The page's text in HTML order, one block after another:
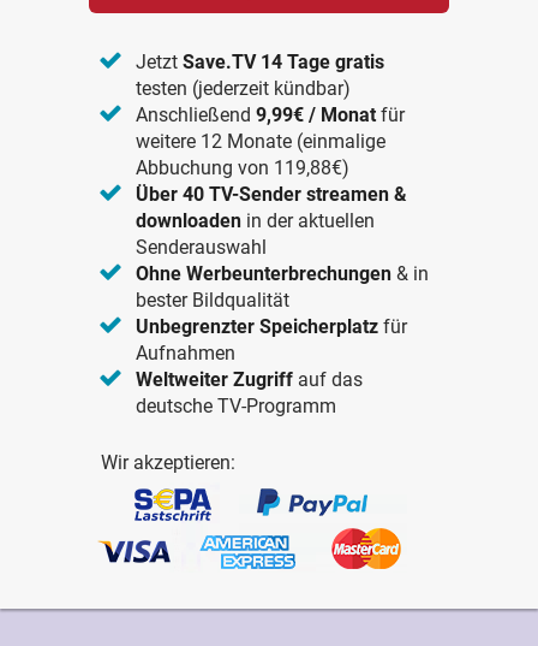
JetztSave.TV 14 Tage gratis
testen (jederzeit kündbar)
Anschließend9,99€ / Monat für
weitere 12 Monate (einmalige
Abbuchung von 119,88€)
Über 40 TV-Sender streamen &
downloaden in der aktuellen
Senderauswahl
Ohne Werbeunterbrechungen & in
bester Bildqualität
Unbegrenzter Speicherplatz für
Aufnahmen
Weltweiter Zugriff auf das
deutsche TV-Programm
Wir akzeptieren: